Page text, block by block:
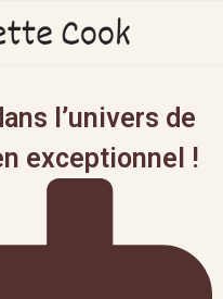
l’univers de
exceptionnel !